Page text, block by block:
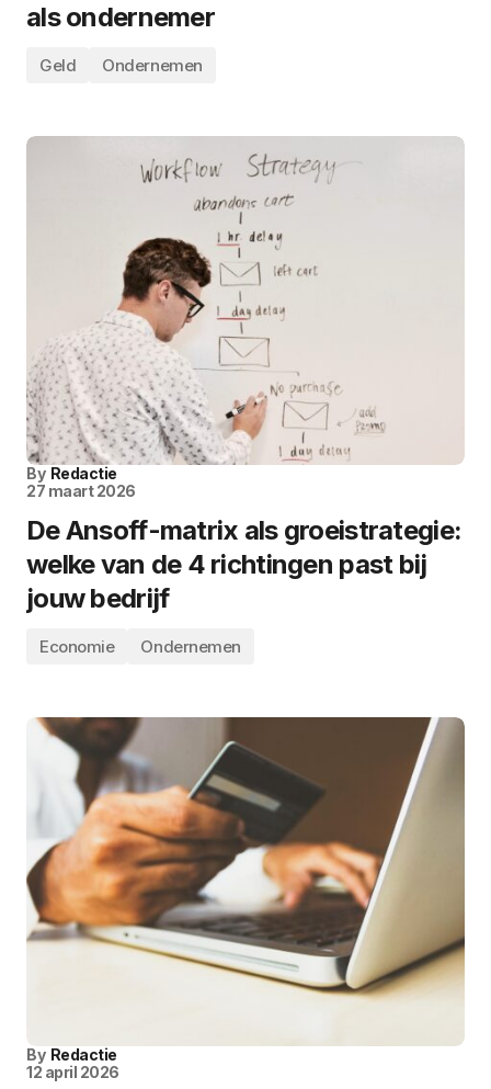
als ondernemer
Geld Ondernemen
By Redactie
27 maart 2026
De Ansoff-matrix als groeistrategie:
welke van de 4 richtingen past bij
jouw bedrijf
Economie Ondernemen
By Redactie
12 april 2026